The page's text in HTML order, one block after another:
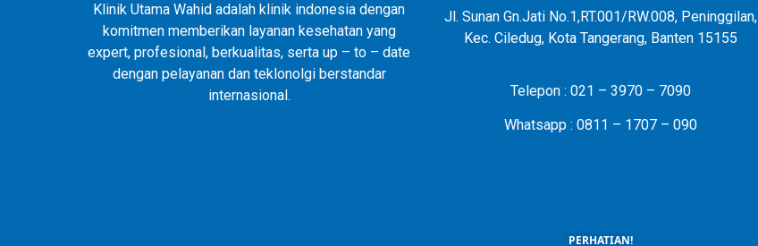
Klinik Utama Wahid adalah klinik indonesia dengan
komitmen memberikan layanan kesehatan yang
expert, profesional, berkualitas, serta up – to – date
dengan pelayanan dan teklonolgi berstandar
internasional.
Jl. Sunan Gn.Jati No.1,RT.001/RW.008, Peninggilan,
Kec. Ciledug, Kota Tangerang, Banten 15155
Telepon : 021 – 3970 – 7090
Whatsapp : 0811 – 1707 – 090
PERHATIAN!